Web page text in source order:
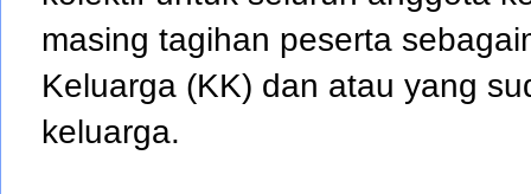
masing tagihan peserta
Keluarga (KK) dan atau yang
keluarga.